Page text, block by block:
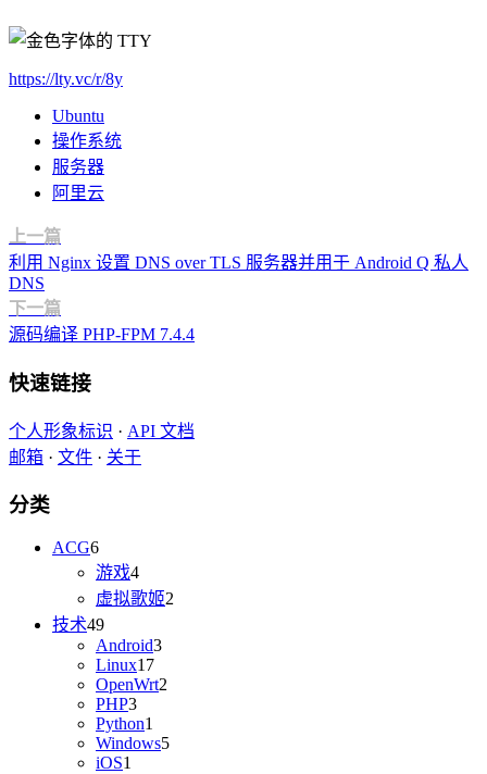
https://lty.vc/r/8y
Ubuntu
操作系统
服务器
阿里云
上一篇
利用 Nginx 设置 DNS over TLS 服务器并用于 Android Q 私人
DNS
下一篇
源码编译 PHP-FPM 7.4.4
快速链接
个人形象标识 · API 文档
邮箱 · 文件 · 关于
分类
ACG6
游戏4
虚拟歌姬2
技术49
Android3
Linux17
OpenWrt2
PHP3
Python1
Windows5
iOS1